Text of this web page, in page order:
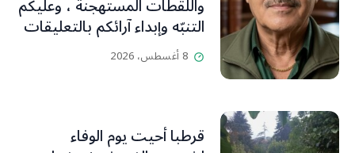
واللقطات المستهجنة ، وعليكم
التنبّه وإبداء آرائكم بالتعليقات
(جورج صبّاغ)
8 أغسطس، 2026
قرطبا أحيت يوم الوفاء